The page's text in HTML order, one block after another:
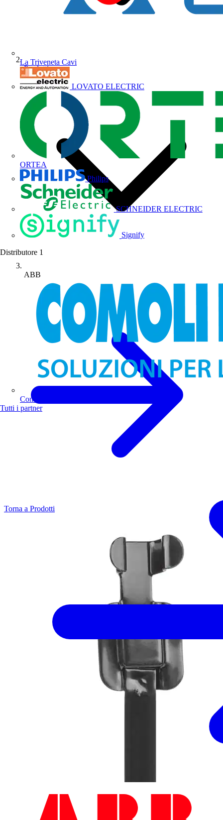
La Triveneta Cavi
LOVATO ELECTRIC
ORTEA
Philips
SCHNEIDER ELECTRIC
Signify
Distributore 1
Comoli Ferrari
Tutti i partner
Prodotti
ABB
Torna a Prodotti